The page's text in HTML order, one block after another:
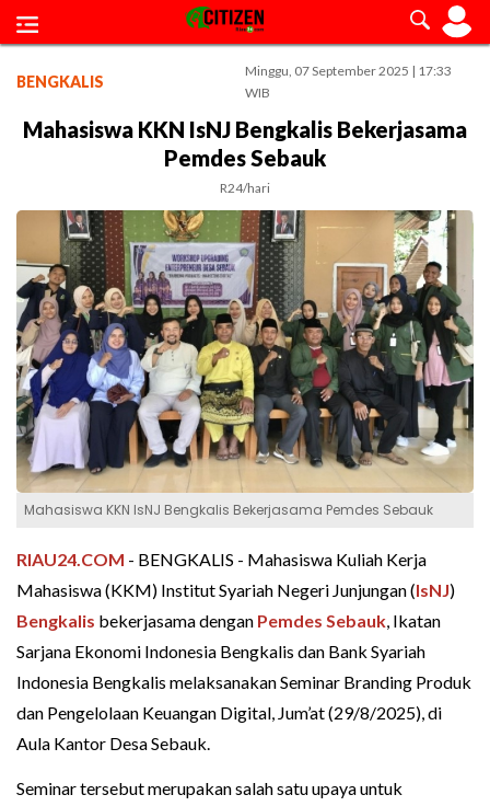
BENGKALIS
Minggu, 07 September 2025 | 17:33
WIB
Mahasiswa KKN IsNJ Bengkalis Bekerjasama
Pemdes Sebauk
R24/hari
Mahasiswa KKN IsNJ Bengkalis Bekerjasama Pemdes Sebauk
RIAU24.COM - BENGKALIS - Mahasiswa Kuliah Kerja
Mahasiswa (KKM) Institut Syariah Negeri Junjungan (IsNJ)
Bengkalis bekerjasama dengan Pemdes Sebauk , Ikatan
Sarjana Ekonomi Indonesia Bengkalis dan Bank Syariah
Indonesia Bengkalis melaksanakan Seminar Branding Produk
dan Pengelolaan Keuangan Digital, Jum’at (29/8/2025), di
Aula Kantor Desa Sebauk.
Seminar tersebut merupakan salah satu upaya untuk